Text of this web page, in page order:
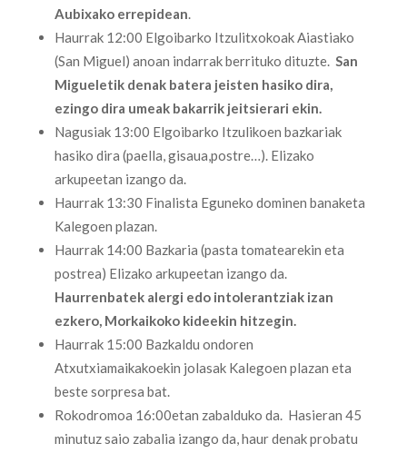
Aubixako errepidean.
Haurrak 12:00 Elgoibarko Itzulitxokoak Aiastiako
(San Miguel) anoan indarrak berrituko dituzte. San
Migueletik denak batera jeisten hasiko dira,
ezingo dira umeak bakarrik jeitsierari ekin.
Nagusiak 13:00 Elgoibarko Itzulikoen bazkariak
hasiko dira (paella, gisaua,postre…). Elizako
arkupeetan izango da.
Haurrak 13:30 Finalista Eguneko dominen banaketa
Kalegoen plazan.
Haurrak 14:00 Bazkaria (pasta tomatearekin eta
postrea) Elizako arkupeetan izango da.
Haurrenbatek alergi edo intolerantziak izan
ezkero, Morkaikoko kideekin hitzegin.
Haurrak 15:00 Bazkaldu ondoren
Atxutxiamaikakoekin jolasak Kalegoen plazan eta
beste sorpresa bat.
Rokodromoa 16:00etan zabalduko da. Hasieran 45
minutuz saio zabalia izango da, haur denak probatu